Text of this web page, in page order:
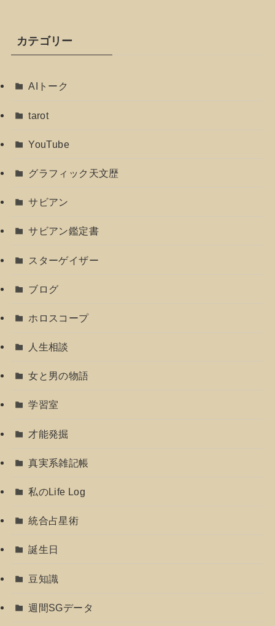
カテゴリー
AIトーク
tarot
YouTube
グラフィック天文歴
サビアン
サビアン鑑定書
スターゲイザー
ブログ
ホロスコープ
人生相談
女と男の物語
学習室
才能発掘
真実系雑記帳
私のLife Log
統合占星術
誕生日
豆知識
週間SGデータ